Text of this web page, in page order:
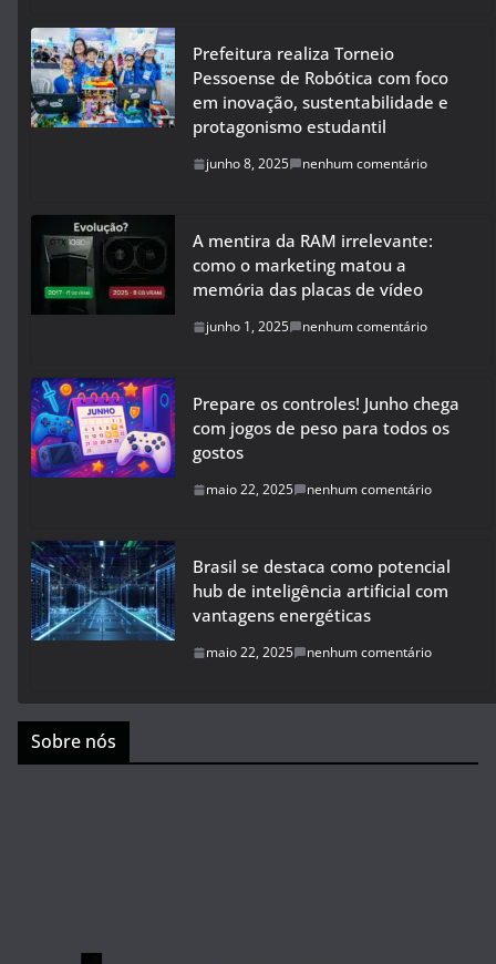
Prefeitura realiza Torneio
Pessoense de Robótica com foco
em inovação, sustentabilidade e
protagonismo estudantil
junho 8, 2025 nenhum comentário
A mentira da RAM irrelevante:
como o marketing matou a
memória das placas de vídeo
junho 1, 2025 nenhum comentário
Prepare os controles! Junho chega
com jogos de peso para todos os
gostos
maio 22, 2025 nenhum comentário
Brasil se destaca como potencial
hub de inteligência artificial com
vantagens energéticas
maio 22, 2025 nenhum comentário
Sobre nós